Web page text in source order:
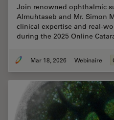
Join renowned ophthalmic
Almuhtaseb and Mr. Simon
clinical expertise and real-
during the 2025 Online
Mar 18, 2026 Webinaire